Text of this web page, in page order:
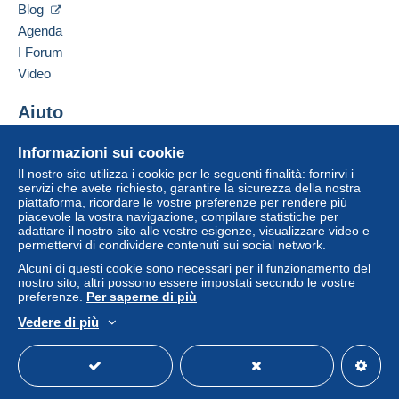
acquisti: Da pagare
Un pagamento non effettuato tramite
pagamento integrato nel sito
dell'acquirente.
clausole relative al pagamento, queste sono da
considerarsi nulle e non dovute. Le condizioni di
pagamento del sito Delcampe, definite nelle
condizioni d'uso, sono le uniche applicabili.
Gli acquisti devono essere pagati entro14 giorni
venditore.
Versandkosten - falls nichts anderes eingegeben -
Österreich EUR 1,50; Europa EUR 2,00 für Sendungen
mit mehr als 20gr entsprechend höheres Postporto.
Ab Gesamtwert von EUR 50,00 erfolgt Versand
Informazioni sui cookie
Il nostro sito utilizza i cookie per le seguenti finalità: fornirvi i
servizi che avete richiesto, garantire la sicurezza della nostra
piattaforma, ricordare le vostre preferenze per rendere più
piacevole la vostra navigazione, compilare statistiche per
adattare il nostro sito alle vostre esigenze, visualizzare video e
permettervi di condividere contenuti sui social network.
Alcuni di questi cookie sono necessari per il funzionamento del
nostro sito, altri possono essere impostati secondo le vostre
preferenze. Per saperne di più
Vedere di più
Blog
Agenda
I Forum
Video
Aiuto
Acquistare su Delcampe
Vendere su Delcampe
Un sito sicuro